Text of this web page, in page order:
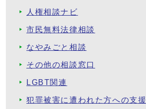
人権相談ナビ
市民無料法律相談
なやみごと相談
その他の相談窓口
LGBT関連
犯罪被害に遭われた方への支援